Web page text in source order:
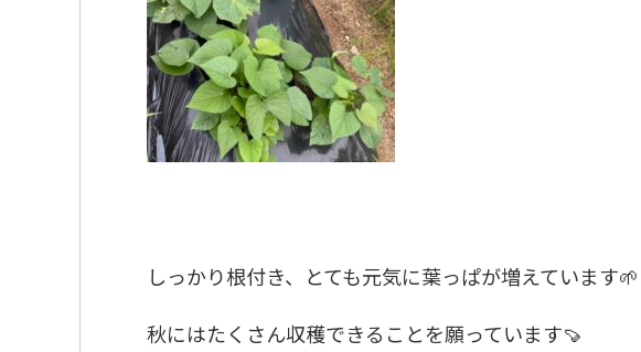
しっかり根付き、とても元気に葉っぱが増えています🌱
秋にはたくさん収穫できることを願っています🍠